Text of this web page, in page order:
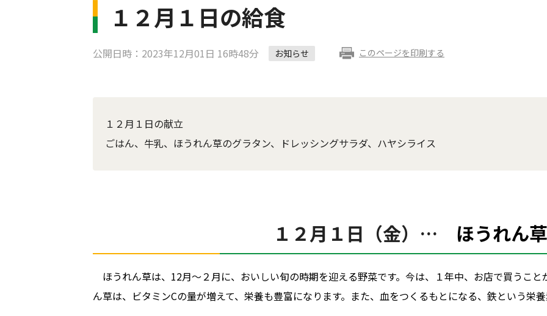
１２月１日の給食
公開日時：2023年12月01日 16時48分 お知らせ このページを印刷する
１２月１日の献立
ごはん、牛乳、ほうれん草のグラタン、ドレッシングサラダ、ハヤシライス
１２月１日（金）… ほうれん草
ほうれん草は、12月～２月に、おいしい旬の時期を迎える野菜です。今は、１年中、お店で買うこ
ん草は、ビタミンCの量が増えて、栄養も豊富になります。また、血をつくるもとになる、鉄という栄